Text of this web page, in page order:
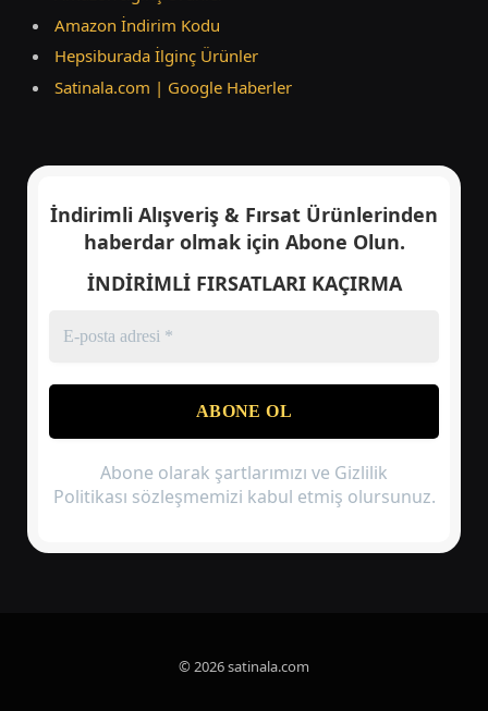
Amazon İndirim Kodu
Hepsiburada İlginç Ürünler
Satinala.com | Google Haberler
İndirimli Alışveriş & Fırsat Ürünlerinden
haberdar olmak için Abone Olun.
İNDİRİMLİ FIRSATLARI KAÇIRMA
Abone olarak şartlarımızı ve Gizlilik
Politikası sözleşmemizi kabul etmiş olursunuz.
© 2026 satinala.com